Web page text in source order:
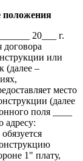
положения
20___ г.
договора
или
(далее –
место
(далее
поля ____
адресу:
1" плату,